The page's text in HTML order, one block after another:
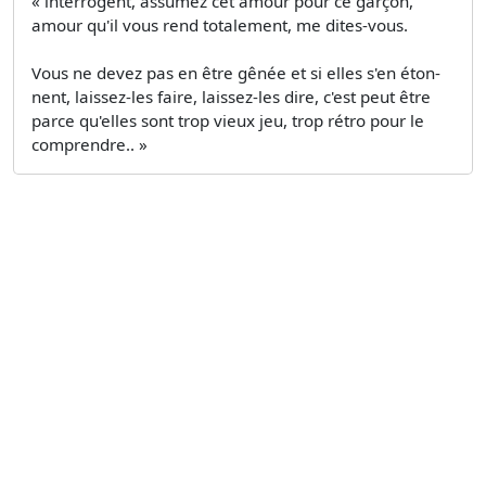
amour qu'il vous rend totalement, me dites-vous.
Vous ne devez pas en être gênée et si elles s'en éton­
nent, laissez-les faire, laissez-les dire, c'est peut être
parce qu'elles sont trop vieux jeu, trop rétro pour le
comprendre.. »